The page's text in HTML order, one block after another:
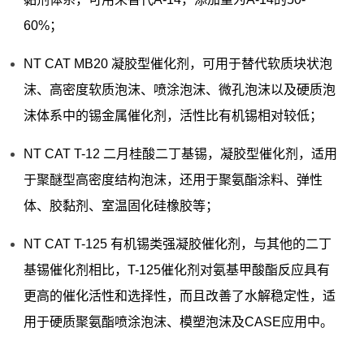
60%；
NT CAT MB20 凝胶型催化剂，可用于替代软质块状泡
沫、高密度软质泡沫、喷涂泡沫、微孔泡沫以及硬质泡
沫体系中的锡金属催化剂，活性比有机锡相对较低；
NT CAT T-12 二月桂酸二丁基锡，凝胶型催化剂，适用
于聚醚型高密度结构泡沫，还用于聚氨酯涂料、弹性
体、胶黏剂、室温固化硅橡胶等；
NT CAT T-125 有机锡类强凝胶催化剂，与其他的二丁
基锡催化剂相比，T-125催化剂对氨基甲酸酯反应具有
更高的催化活性和选择性，而且改善了水解稳定性，适
用于硬质聚氨酯喷涂泡沫、模塑泡沫及CASE应用中。